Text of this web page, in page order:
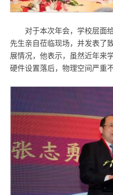
对于本次年会，学校层面
先生亲自莅临现场，并发表了
展情况，他表示，虽然近年来
硬件设置落后，物理空间严重